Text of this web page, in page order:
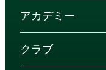
アカデミー
クラブ